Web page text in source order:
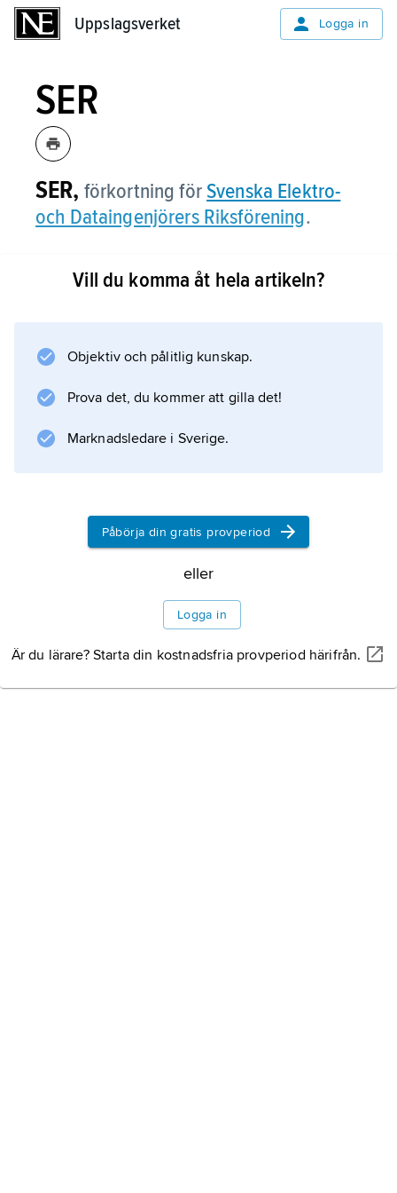
Uppslagsverket Logga in
SER
SER, förkortning förSvenska Elektro-
och Dataingenjörers Riksförening.
Vill du komma åt hela artikeln?
Objektiv och pålitlig kunskap.
Prova det, du kommer att gilla det!
Marknadsledare i Sverige.
Påbörja din gratis provperiod
eller
Logga in
Är du lärare? Starta din kostnadsfria provperiod härifrån.